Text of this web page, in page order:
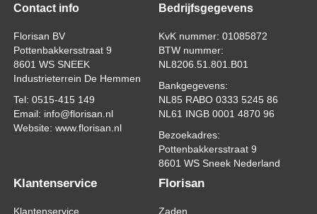
Contact info
Florisan BV
Pottenbakkersstraat 9
8601 WS SNEEK
Industrieterrein De Hemmen
Tel: 0515-415 149
Email: info@florisan.nl
Website: www.florisan.nl
Bedrijfsgegevens
KvK nummer: 01085872
BTW nummer:
NL8206.51.801.B01
Bankgegevens:
NL85 RABO 0333 5245 86
NL61 INGB 0001 4870 96
Bezoekadres:
Pottenbakkersstraat 9
8601 WS Sneek Nederland
Klantenservice
Klantenservice
Florisan
Zaden